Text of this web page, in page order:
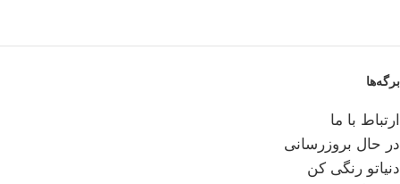
برگه‌ها
ارتباط با ما
در حال بروزرسانی
دنیاتو رنگی کن